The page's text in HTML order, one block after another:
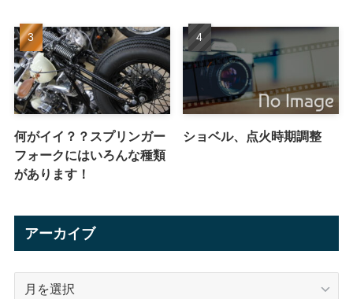
何がイイ？？スプリンガー
フォークにはいろんな種類
があります！
ショベル、点火時期調整
アーカイブ